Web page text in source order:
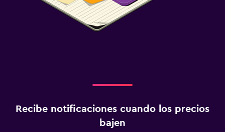
Recibe notificaciones cuando los precios
bajen